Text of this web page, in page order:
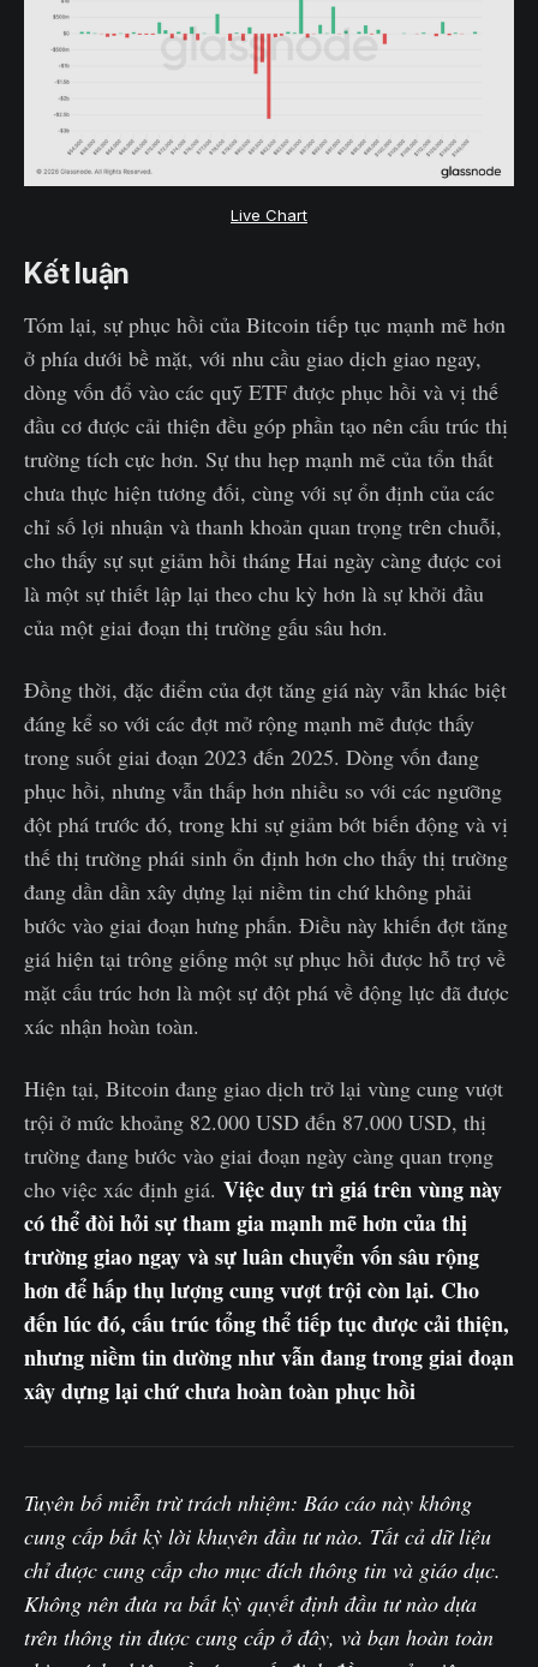
Live Chart
Kết luận
Tóm lại, sự phục hồi của Bitcoin tiếp tục mạnh mẽ hơn
ở phía dưới bề mặt, với nhu cầu giao dịch giao ngay,
dòng vốn đổ vào các quỹ ETF được phục hồi và vị thế
đầu cơ được cải thiện đều góp phần tạo nên cấu trúc thị
trường tích cực hơn. Sự thu hẹp mạnh mẽ của tổn thất
chưa thực hiện tương đối, cùng với sự ổn định của các
chỉ số lợi nhuận và thanh khoản quan trọng trên chuỗi,
cho thấy sự sụt giảm hồi tháng Hai ngày càng được coi
là một sự thiết lập lại theo chu kỳ hơn là sự khởi đầu
của một giai đoạn thị trường gấu sâu hơn.
Đồng thời, đặc điểm của đợt tăng giá này vẫn khác biệt
đáng kể so với các đợt mở rộng mạnh mẽ được thấy
trong suốt giai đoạn 2023 đến 2025. Dòng vốn đang
phục hồi, nhưng vẫn thấp hơn nhiều so với các ngưỡng
đột phá trước đó, trong khi sự giảm bớt biến động và vị
thế thị trường phái sinh ổn định hơn cho thấy thị trường
đang dần dần xây dựng lại niềm tin chứ không phải
bước vào giai đoạn hưng phấn. Điều này khiến đợt tăng
giá hiện tại trông giống một sự phục hồi được hỗ trợ về
mặt cấu trúc hơn là một sự đột phá về động lực đã được
xác nhận hoàn toàn.
Hiện tại, Bitcoin đang giao dịch trở lại vùng cung vượt
trội ở mức khoảng 82.000 USD đến 87.000 USD, thị
trường đang bước vào giai đoạn ngày càng quan trọng
cho việc xác định giá. Việc duy trì giá trên vùng này
có thể đòi hỏi sự tham gia mạnh mẽ hơn của thị
trường giao ngay và sự luân chuyển vốn sâu rộng
hơn để hấp thụ lượng cung vượt trội còn lại. Cho
đến lúc đó, cấu trúc tổng thể tiếp tục được cải thiện,
nhưng niềm tin dường như vẫn đang trong giai đoạn
xây dựng lại chứ chưa hoàn toàn phục hồi
Tuyên bố miễn trừ trách nhiệm: Báo cáo này không
cung cấp bất kỳ lời khuyên đầu tư nào. Tất cả dữ liệu
chỉ được cung cấp cho mục đích thông tin và giáo dục.
Không nên đưa ra bất kỳ quyết định đầu tư nào dựa
trên thông tin được cung cấp ở đây, và bạn hoàn toàn